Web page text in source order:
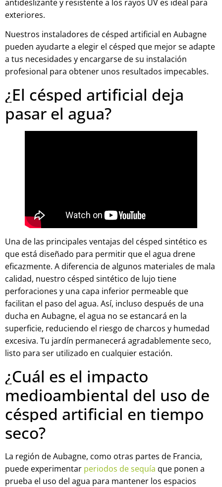
antideslizante y resistente a los rayos UV es ideal para
exteriores.
Nuestros instaladores de césped artificial en Aubagne
pueden ayudarte a elegir el césped que mejor se adapte
a tus necesidades y encargarse de su instalación
profesional para obtener unos resultados impecables.
¿El césped artificial deja
pasar el agua?
Una de las principales ventajas del césped sintético es
que está diseñado para permitir que el agua drene
eficazmente. A diferencia de algunos materiales de mala
calidad, nuestro césped sintético de lujo tiene
perforaciones y una capa inferior permeable que
facilitan el paso del agua. Así, incluso después de una
ducha en Aubagne, el agua no se estancará en la
superficie, reduciendo el riesgo de charcos y humedad
excesiva. Tu jardín permanecerá agradablemente seco,
listo para ser utilizado en cualquier estación.
¿Cuál es el impacto
medioambiental del uso de
césped artificial en tiempo
seco?
La región de Aubagne, como otras partes de Francia,
puede experimentar periodos de sequía que ponen a
prueba el uso del agua para mantener los espacios